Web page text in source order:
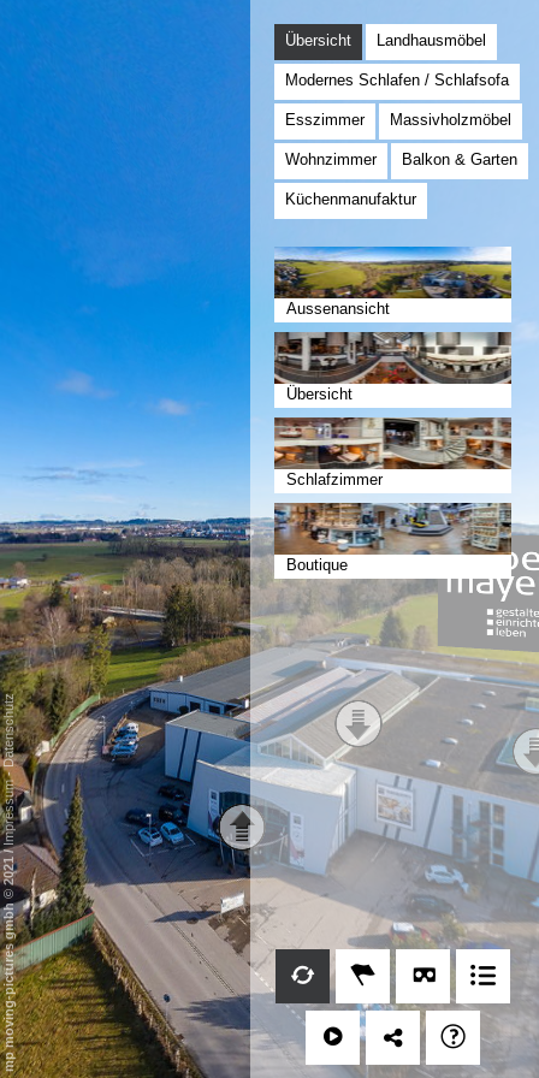
Übersicht Landhausmöbel
Modernes Schlafen / Schlafsofa
Esszimmer Massivholzmöbel
Wohnzimmer Balkon & Garten
Küchenmanufaktur
Aussenansicht
Übersicht
Schlafzimmer
Boutique
mp moving-pictures gmbh © 2021
/
Impressum
-
Datenschutz